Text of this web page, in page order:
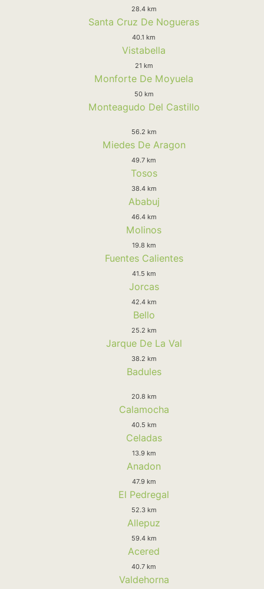
28.4 km
Santa Cruz De Nogueras
40.1 km
Vistabella
21 km
Monforte De Moyuela
50 km
Monteagudo Del Castillo
56.2 km
Miedes De Aragon
49.7 km
Tosos
38.4 km
Ababuj
46.4 km
Molinos
19.8 km
Fuentes Calientes
41.5 km
Jorcas
42.4 km
Bello
25.2 km
Jarque De La Val
38.2 km
Badules
20.8 km
Calamocha
40.5 km
Celadas
13.9 km
Anadon
47.9 km
El Pedregal
52.3 km
Allepuz
59.4 km
Acered
40.7 km
Valdehorna